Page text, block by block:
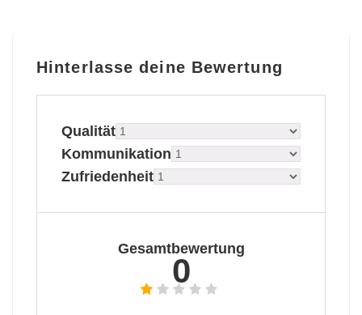
Hinterlasse deine Bewertung
Qualität
Kommunikation
Zufriedenheit
Gesamtbewertung
0